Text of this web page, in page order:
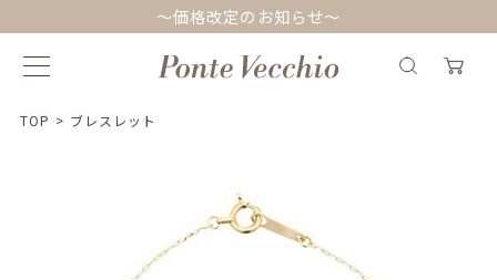
～価格改定のお知らせ～
TOP > ブレスレット